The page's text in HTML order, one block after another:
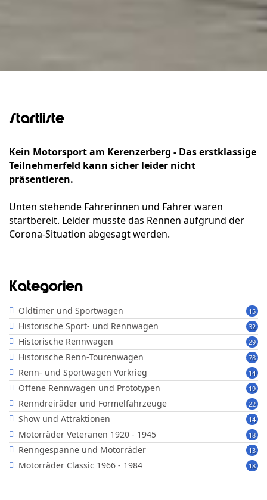
Startliste
Kein Motorsport am Kerenzerberg - Das erstklassige
Teilnehmerfeld kann sicher leider nicht
präsentieren.
Unten stehende Fahrerinnen und Fahrer waren
startbereit. Leider musste das Rennen aufgrund der
Corona-Situation abgesagt werden.
Kategorien
15
Oldtimer und Sportwagen
32
Historische Sport- und Rennwagen
29
Historische Rennwagen
78
Historische Renn-Tourenwagen
14
Renn- und Sportwagen Vorkrieg
19
Offene Rennwagen und Prototypen
22
Renndreiräder und Formelfahrzeuge
14
Show und Attraktionen
18
Motorräder Veteranen 1920 - 1945
13
Renngespanne und Motorräder
18
Motorräder Classic 1966 - 1984